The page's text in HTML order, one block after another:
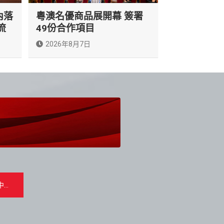
落
粵澳名優商品展開幕 簽署
49份合作項目
2026年8月7日